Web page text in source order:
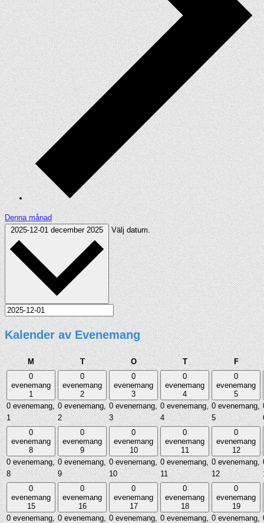
Denna månad
2025-12-01 december 2025 Välj datum.
Kalender av Evenemang
Mmåndag Ttisdag Oonsdag Ttorsdag Ffredag
0
evenemang
1
0 evenemang,
1
0
evenemang
2
0 evenemang,
2
0
evenemang
3
0 evenemang,
3
0
evenemang
4
0 evenemang,
4
0
evenemang
5
0 evenemang,
5
0
evenemang
8
0 evenemang,
8
0
evenemang
9
0 evenemang,
9
0
evenemang
10
0 evenemang,
10
0
evenemang
11
0 evenemang,
11
0
evenemang
12
0 evenemang,
12
0
evenemang
15
0 evenemang,
0
evenemang
16
0 evenemang,
0
evenemang
17
0 evenemang,
0
evenemang
18
0 evenemang,
0
evenemang
19
0 evenemang,